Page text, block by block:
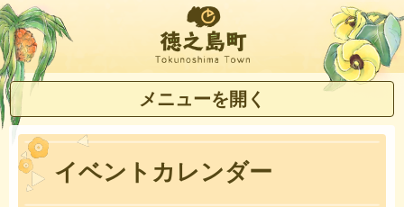
徳之島町
メニューを開く
イベントカレンダー